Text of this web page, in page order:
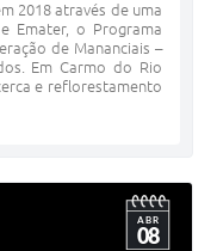
2018 através de uma
Emater, o Programa
de Mananciais –
Em Carmo do Rio
e reflorestamento
ABR
08